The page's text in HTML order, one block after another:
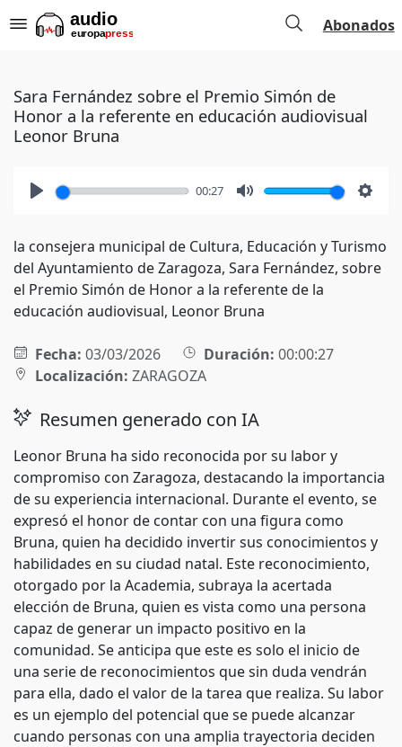
Abonados
Sara Fernández sobre el Premio Simón de
Honor a la referente en educación audiovisual
Leonor Bruna
00:27
la consejera municipal de Cultura, Educación y Turismo
del Ayuntamiento de Zaragoza, Sara Fernández, sobre
el Premio Simón de Honor a la referente de la
educación audiovisual, Leonor Bruna
Fecha: 03/03/2026 Duración: 00:00:27
Localización: ZARAGOZA
Resumen generado con IA
Leonor Bruna ha sido reconocida por su labor y
compromiso con Zaragoza, destacando la importancia
de su experiencia internacional. Durante el evento, se
expresó el honor de contar con una figura como
Bruna, quien ha decidido invertir sus conocimientos y
habilidades en su ciudad natal. Este reconocimiento,
otorgado por la Academia, subraya la acertada
elección de Bruna, quien es vista como una persona
capaz de generar un impacto positivo en la
comunidad. Se anticipa que este es solo el inicio de
una serie de reconocimientos que sin duda vendrán
para ella, dado el valor de la tarea que realiza. Su labor
es un ejemplo del potencial que se puede alcanzar
cuando personas con una amplia trayectoria deciden